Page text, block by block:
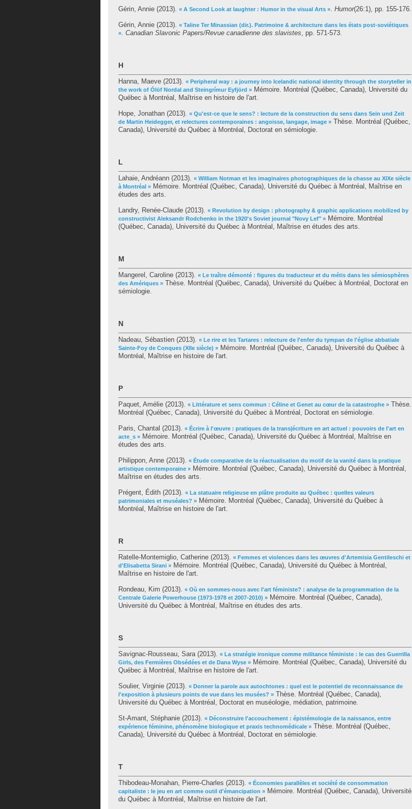
Gérin, Annie (2013). « A Second Look at laughter : Humor in the visual Arts ». Humor(26:1), pp. 155-176.
Gérin, Annie (2013). « Taline Ter Minassian (dir.). Patrimoine & architecture dans les états post-soviétiques
». Canadian Slavonic Papers/Revue canadienne des slavistes, pp. 571-573.
H
Hanna, Maeve (2013). « Peripheral way : a journey into Icelandic national identity through the storyteller in
the work of Ólöf Nordal and Steingrímur Eyfjörd » Mémoire. Montréal (Québec, Canada), Université du
Québec à Montréal, Maîtrise en histoire de l'art.
Hope, Jonathan (2013). « Qu'est-ce que le sens? : lecture de la construction du sens dans Sein und Zeit
de Martin Heidegger, et relectures contemporaines : angoisse, langage, image » Thèse. Montréal (Québec,
Canada), Université du Québec à Montréal, Doctorat en sémiologie.
L
Lahaie, Andréann (2013). « William Notman et les imaginaires photographiques de la chasse au XIXe siècle
à Montréal » Mémoire. Montréal (Québec, Canada), Université du Québec à Montréal, Maîtrise en
études des arts.
Landry, Renée-Claude (2013). « Revolution by design : photography & graphic applications mobilized by
constructivist Aleksandr Rodchenko in the 1920's Soviet journal "Novy Lef" » Mémoire. Montréal
(Québec, Canada), Université du Québec à Montréal, Maîtrise en études des arts.
M
Mangerel, Caroline (2013). « Le traître démonté : figures du traducteur et du métis dans les sémiosphères
des Amériques » Thèse. Montréal (Québec, Canada), Université du Québec à Montréal, Doctorat en
sémiologie.
N
Nadeau, Sébastien (2013). « Le rire et les Tartares : relecture de l'enfer du tympan de l'église abbatiale
Sainte-Foy de Conques (XIIe siècle) » Mémoire. Montréal (Québec, Canada), Université du Québec à
Montréal, Maîtrise en histoire de l'art.
P
Paquet, Amélie (2013). « Littérature et sens commun : Céline et Genet au cœur de la catastrophe » Thèse.
Montréal (Québec, Canada), Université du Québec à Montréal, Doctorat en sémiologie.
Paris, Chantal (2013). « Écrire à l'œuvre : pratiques de la trans|écriture en art actuel : pouvoirs de l'art en
acte_s » Mémoire. Montréal (Québec, Canada), Université du Québec à Montréal, Maîtrise en
études des arts.
Philippon, Anne (2013). « Étude comparative de la réactualisation du motif de la vanité dans la pratique
artistique contemporaine » Mémoire. Montréal (Québec, Canada), Université du Québec à Montréal,
Maîtrise en études des arts.
Prégent, Édith (2013). « La statuaire religieuse en plâtre produite au Québec : quelles valeurs
patrimoniales et muséales? » Mémoire. Montréal (Québec, Canada), Université du Québec à
Montréal, Maîtrise en histoire de l'art.
R
Ratelle-Montemiglio, Catherine (2013). « Femmes et violences dans les œuvres d'Artemisia Gentileschi et
d'Elisabetta Sirani » Mémoire. Montréal (Québec, Canada), Université du Québec à Montréal,
Maîtrise en histoire de l'art.
Rondeau, Kim (2013). « Où en sommes-nous avec l'art féministe? : analyse de la programmation de la
Centrale Galerie Powerhouse (1973-1978 et 2007-2010) » Mémoire. Montréal (Québec, Canada),
Université du Québec à Montréal, Maîtrise en études des arts.
S
Savignac-Rousseau, Sara(2013). « La stratégie ironique comme militance féministe : le cas des Guerrilla
Girls, des Fermières Obsédées et de Dana Wyse » Mémoire. Montréal (Québec, Canada), Université du
Québec à Montréal, Maîtrise en histoire de l'art.
Soulier, Virginie (2013). « Donner la parole aux autochtones : quel est le potentiel de reconnaissance de
l'exposition à plusieurs points de vue dans les musées? » Thèse. Montréal (Québec, Canada),
Université du Québec à Montréal, Doctorat en muséologie, médiation, patrimoine.
St-Amant, Stéphanie (2013). « Déconstruire l'accouchement : épistémologie de la naissance, entre
expérience féminine, phénomène biologique et praxis technomédicale » Thèse. Montréal (Québec,
Canada), Université du Québec à Montréal, Doctorat en sémiologie.
T
Thibodeau-Monahan, Pierre-Charles (2013). « Économies parallèles et société de consommation
capitaliste : le jeu en art comme outil d'émancipation » Mémoire. Montréal (Québec, Canada), Université
du Québec à Montréal, Maîtrise en histoire de l'art.